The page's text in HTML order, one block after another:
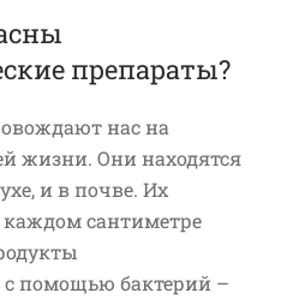
препараты?
нас на
жизни. Они находятся
и в почве. Их
сантиметре
с помощью бактерий –